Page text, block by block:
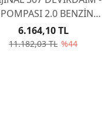
2.0 BENZİNLİ
EW10J4 1609417480
11.182,03 TL %44
6.164,10 TL